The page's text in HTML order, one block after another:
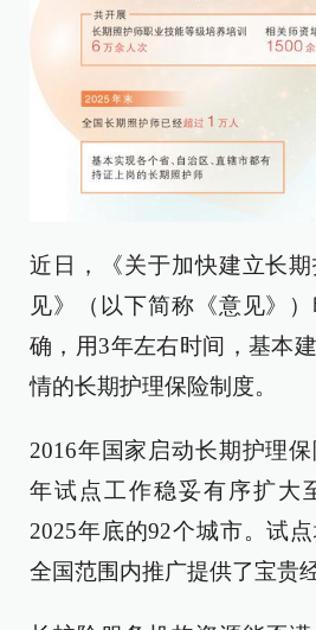
近日，《关于加快建立长
见》（以下简称《意见》
确，用3年左右时间，基本
情的长期护理保险制度。
2016年国家启动长期护理
年试点工作稳妥有序扩大
2025年底的92个城市。试
全国范围内推广提供了宝贵